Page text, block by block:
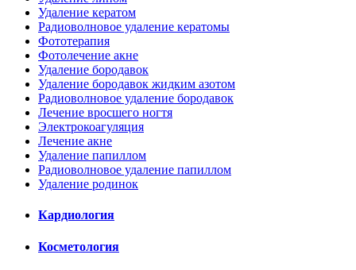
Удаление кератом
Радиоволновое удаление кератомы
Фототерапия
Фотолечение акне
Удаление бородавок
Удаление бородавок жидким азотом
Радиоволновое удаление бородавок
Лечение вросшего ногтя
Электрокоагуляция
Лечение акне
Удаление папиллом
Радиоволновое удаление папиллом
Удаление родинок
Кардиология
Косметология